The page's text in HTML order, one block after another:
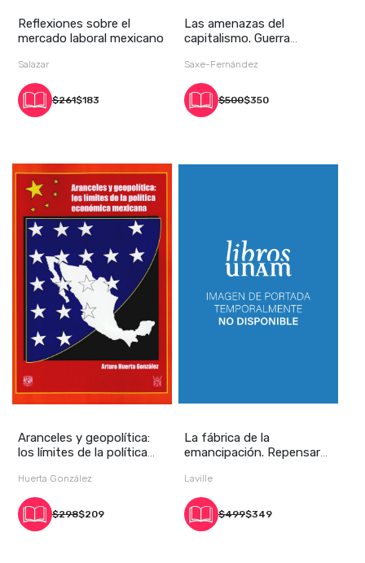
Reflexiones sobre el
mercado laboral mexicano
Salazar
$261$183
Las amenazas del
capitalismo. Guerra
Saxe-Fernández
$500$350
Aranceles y geopolítica:
los límites de la política
Huerta González
$298$209
La fábrica de la
emancipación. Repensar
Laville
$499$349